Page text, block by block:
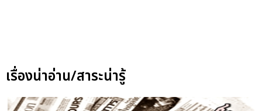
เรื่องน่าอ่าน/สาระน่ารู้